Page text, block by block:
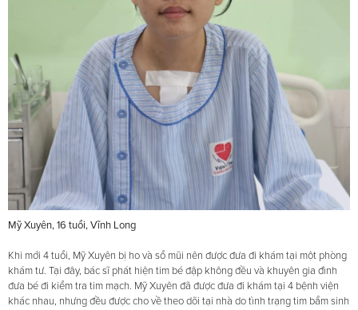
Mỹ Xuyên, 16 tuổi, Vĩnh Long
Khi mới 4 tuổi, Mỹ Xuyên bị ho và sổ mũi nên được đưa đi khám tại một phòng
khám tư. Tại đây, bác sĩ phát hiện tim bé đập không đều và khuyên gia đình
đưa bé đi kiểm tra tim mạch. Mỹ Xuyên đã được đưa đi khám tại 4 bệnh viện
khác nhau, nhưng đều được cho về theo dõi tại nhà do tình trạng tim bẩm sinh